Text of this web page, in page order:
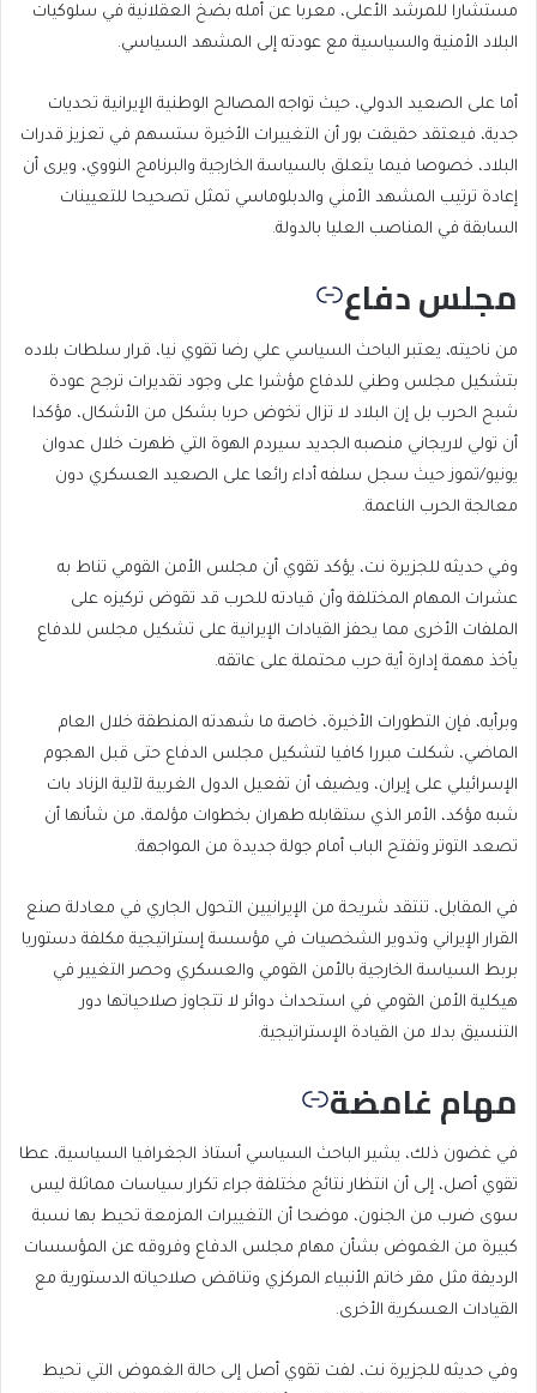
مستشارا للمرشد الأعلى، معربا عن أمله بضخ العقلانية في سلوكيات
البلاد الأمنية والسياسية مع عودته إلى المشهد السياسي.
أما على الصعيد الدولي، حيث تواجه المصالح الوطنية الإيرانية تحديات
جدية، فيعتقد حقيقت بور أن التغييرات الأخيرة ستسهم في تعزيز قدرات
البلاد، خصوصا فيما يتعلق بالسياسة الخارجية والبرنامج النووي، ويرى أن
إعادة ترتيب المشهد الأمني والدبلوماسي تمثل تصحيحا للتعيينات
السابقة في المناصب العليا بالدولة.
مجلس دفاع
من ناحيته، يعتبر الباحث السياسي علي رضا تقوي نيا، قرار سلطات بلاده
بتشكيل مجلس وطني للدفاع مؤشرا على وجود تقديرات ترجح عودة
شبح الحرب بل إن البلاد لا تزال تخوض حربا بشكل من الأشكال، مؤكدا
أن تولي لاريجاني منصبه الجديد سيردم الهوة التي ظهرت خلال عدوان
يونيو/تموز حيث سجل سلفه أداء رائعا على الصعيد العسكري دون
معالجة الحرب الناعمة.
وفي حديثه للجزيرة نت، يؤكد تقوي أن مجلس الأمن القومي تناط به
عشرات المهام المختلفة وأن قيادته للحرب قد تقوض تركيزه على
الملفات الأخرى مما يحفز القيادات الإيرانية على تشكيل مجلس للدفاع
يأخذ مهمة إدارة أية حرب محتملة على عاتقه.
وبرأيه، فإن التطورات الأخيرة، خاصة ما شهدته المنطقة خلال العام
الماضي، شكلت مبررا كافيا لتشكيل مجلس الدفاع حتى قبل الهجوم
الإسرائيلي على إيران، ويضيف أن تفعيل الدول الغربية لآلية الزناد بات
شبه مؤكد، الأمر الذي ستقابله طهران بخطوات مؤلمة، من شأنها أن
تصعد التوتر وتفتح الباب أمام جولة جديدة من المواجهة.
في المقابل، تنتقد شريحة من الإيرانيين التحول الجاري في معادلة صنع
القرار الإيراني وتدوير الشخصيات في مؤسسة إستراتيجية مكلفة دستوريا
بربط السياسة الخارجية بالأمن القومي والعسكري وحصر التغيير في
هيكلية الأمن القومي في استحداث دوائر لا تتجاوز صلاحياتها دور
التنسيق بدلا من القيادة الإستراتيجية.
مهام غامضة
في غضون ذلك، يشير الباحث السياسي أستاذ الجغرافيا السياسية، عطا
تقوي أصل، إلى أن انتظار نتائج مختلفة جراء تكرار سياسات مماثلة ليس
سوى ضرب من الجنون، موضحا أن التغييرات المزمعة تحيط بها نسبة
كبيرة من الغموض بشأن مهام مجلس الدفاع وفروقه عن المؤسسات
الرديفة مثل مقر خاتم الأنبياء المركزي وتناقض صلاحياته الدستورية مع
القيادات العسكرية الأخرى.
وفي حديثه للجزيرة نت، لفت تقوي أصل إلى حالة الغموض التي تحيط